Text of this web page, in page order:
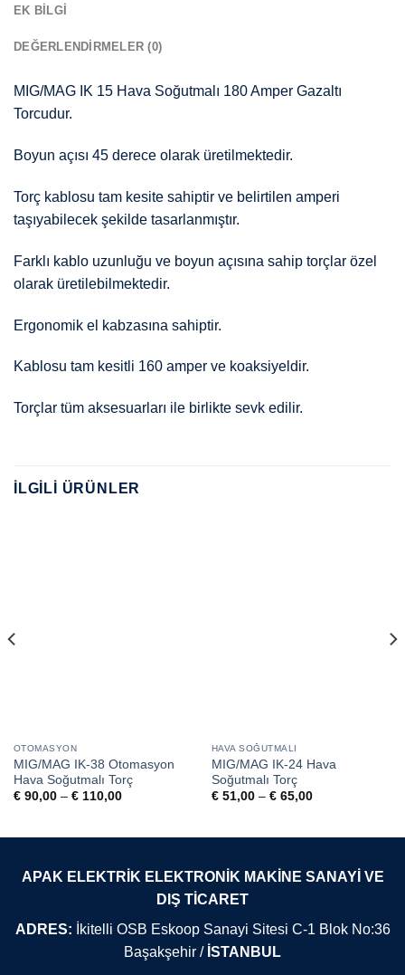
EK BILGI
DEĞERLENDIRMELER (0)
MIG/MAG IK 15 Hava Soğutmalı 180 Amper Gazaltı
Torcudur.
Boyun açısı 45 derece olarak üretilmektedir.
Torç kablosu tam kesite sahiptir ve belirtilen amperi
taşıyabilecek şekilde tasarlanmıştır.
Farklı kablo uzunluğu ve boyun açısına sahip torçlar özel
olarak üretilebilmektedir.
Ergonomik el kabzasına sahiptir.
Kablosu tam kesitli 160 amper ve koaksiyeldir.
Torçlar tüm aksesuarları ile birlikte sevk edilir.
İLGILI ÜRÜNLER
OTOMASYON
MIG/MAG IK-38 Otomasyon
Hava Soğutmalı Torç
€90,00 – €110,00Fiyat
HAVA SOĞUTMALI
MIG/MAG IK-24 Hava
Soğutmalı Torç
€51,00 – €65,00Fiyat
APAK ELEKTRİK ELEKTRONİK MAKİNE SANAYİ VE
DIŞ TİCARET
ADRES: İkitelli OSB Eskoop Sanayi Sitesi C-1 Blok No:36
Başakşehir / İSTANBUL